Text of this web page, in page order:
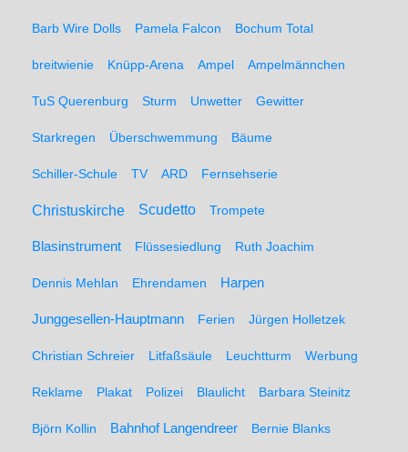
Barb Wire Dolls Pamela Falcon Bochum Total
breitwienie Knüpp-Arena Ampel Ampelmännchen
TuS Querenburg Sturm Unwetter Gewitter
Starkregen Überschwemmung Bäume
Schiller-Schule TV ARD Fernsehserie
Christuskirche Scudetto Trompete
Blasinstrument Flüssesiedlung Ruth Joachim
Dennis Mehlan Ehrendamen Harpen
Junggesellen-Hauptmann Ferien Jürgen Holletzek
Christian Schreier Litfaßsäule Leuchtturm Werbung
Reklame Plakat Polizei Blaulicht Barbara Steinitz
Björn Kollin Bahnhof Langendreer Bernie Blanks